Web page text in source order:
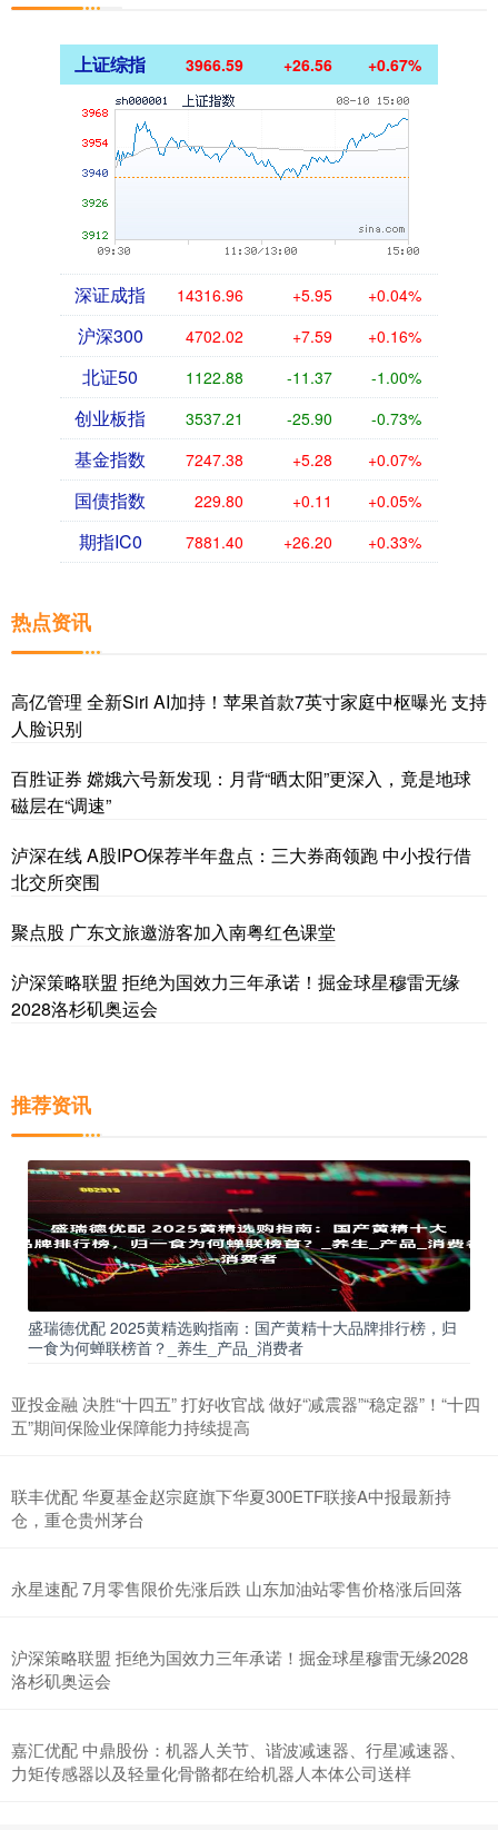
上证综指 3966.59 +26.56 +0.67%
深证成指 14316.96 +5.95 +0.04%
沪深300 4702.02 +7.59 +0.16%
北证50 1122.88 -11.37 -1.00%
创业板指 3537.21 -25.90 -0.73%
基金指数 7247.38 +5.28 +0.07%
国债指数 229.80 +0.11 +0.05%
期指IC0 7881.40 +26.20 +0.33%
热点资讯
高亿管理 全新Siri AI加持！苹果首款7英寸家庭中枢曝光 支持
人脸识别
百胜证券 嫦娥六号新发现：月背“晒太阳”更深入，竟是地球
磁层在“调速”
泸深在线 A股IPO保荐半年盘点：三大券商领跑 中小投行借
北交所突围
聚点股 广东文旅邀游客加入南粤红色课堂
沪深策略联盟 拒绝为国效力三年承诺！掘金球星穆雷无缘
2028洛杉矶奥运会
推荐资讯
盛瑞德优配 2025黄精选购指南：国产黄精十大品牌排行榜，归
一食为何蝉联榜首？_养生_产品_消费者
亚投金融 决胜“十四五” 打好收官战 做好“减震器”“稳定器”！“十四
五”期间保险业保障能力持续提高
联丰优配 华夏基金赵宗庭旗下华夏300ETF联接A中报最新持
仓，重仓贵州茅台
永星速配 7月零售限价先涨后跌 山东加油站零售价格涨后回落
沪深策略联盟 拒绝为国效力三年承诺！掘金球星穆雷无缘2028
洛杉矶奥运会
嘉汇优配 中鼎股份：机器人关节、谐波减速器、行星减速器、
力矩传感器以及轻量化骨骼都在给机器人本体公司送样